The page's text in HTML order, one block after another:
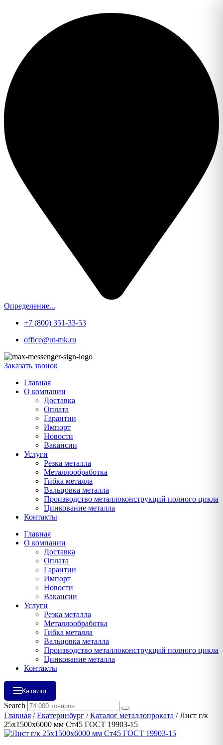
Определение...
+7 (800) 351-33-53
office@ut-mk.ru
Заказать звонок
Главная
О компании
Доставка
Оплата
Гарантии
Импорт
Новости
Вакансии
Услуги
Резка металла
Металлообработка
Гибка металла
Вальцовка металла
Производство металлоконструкций полного цикла
Цинкование металла
Контакты
Главная
О компании
Доставка
Оплата
Гарантии
Импорт
Новости
Вакансии
Услуги
Резка металла
Металлообработка
Гибка металла
Вальцовка металла
Производство металлоконструкций полного цикла
Цинкование металла
Контакты
Каталог
Search
Главная /Екатеринбург /Каталог металлопроката / Лист г/к
25х1500х6000 мм Ст45 ГОСТ 19903-15